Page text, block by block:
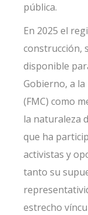
pública.
En 2025 el
construcción,
disponible
Gobierno, a la
(FMC) como
la naturaleza
que ha
activistas y
tanto su
estrecho